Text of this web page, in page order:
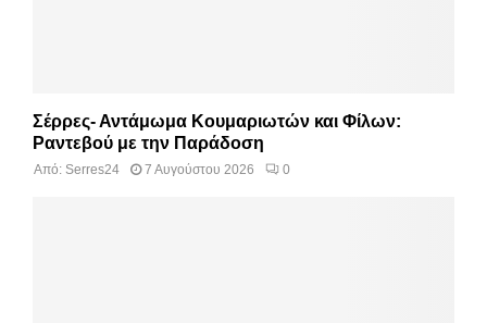
Σέρρες- Αντάμωμα Κουμαριωτών και Φίλων:
Ραντεβού με την Παράδοση
Από: Serres24 7 Αυγούστου 2026 0